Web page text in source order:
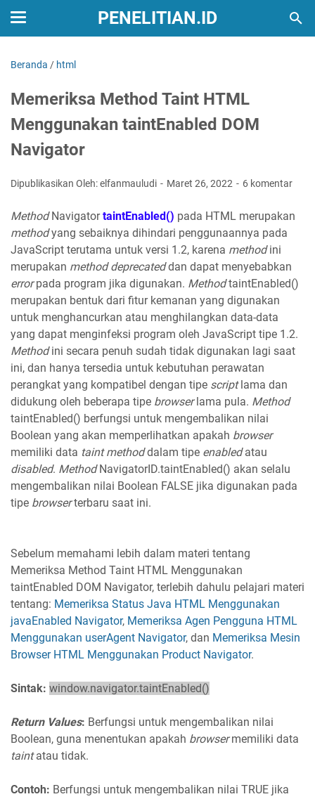
PENELITIAN.ID
Beranda / html
Memeriksa Method Taint HTML
Menggunakan taintEnabled DOM
Navigator
Dipublikasikan Oleh: elfanmauludi Maret 26, 2022 6 komentar
MethodNavigatortaintEnabled() pada HTML merupakan
methodyang sebaiknya dihindari penggunaannya pada
JavaScript terutama untuk versi 1.2, karena methodini
merupakan method deprecateddan dapat menyebabkan
errorpada program jika digunakan. MethodtaintEnabled()
merupakan bentuk dari fitur kemanan yang digunakan
untuk menghancurkan atau menghilangkan data-data
yang dapat menginfeksi program oleh JavaScript tipe 1.2.
Methodini secara penuh sudah tidak digunakan lagi saat
ini, dan hanya tersedia untuk kebutuhan perawatan
perangkat yang kompatibel dengan tipe scriptlama dan
didukung oleh beberapa tipe browserlama pula. Method
taintEnabled() berfungsi untuk mengembalikan nilai
Boolean yang akan memperlihatkan apakah browser
memiliki data taint methoddalam tipe enabledatau
disabled. MethodNavigatorID.taintEnabled() akan selalu
mengembalikan nilai Boolean FALSE jika digunakan pada
tipe browserterbaru saat ini.
Sebelum memahami lebih dalam materi tentang
Memeriksa Method Taint HTML Menggunakan
taintEnabled DOM Navigator, terlebih dahulu pelajari materi
tentang: Memeriksa Status Java HTML Menggunakan
javaEnabled Navigator, Memeriksa Agen Pengguna HTML
Menggunakan userAgent Navigator, dan Memeriksa Mesin
Browser HTML Menggunakan Product Navigator.
Sintak: window.navigator.taintEnabled()
Return Values: Berfungsi untuk mengembalikan nilai
Boolean, guna menentukan apakah browsermemiliki data
taintatau tidak.
Contoh: Berfungsi untuk mengembalikan nilai TRUE jika